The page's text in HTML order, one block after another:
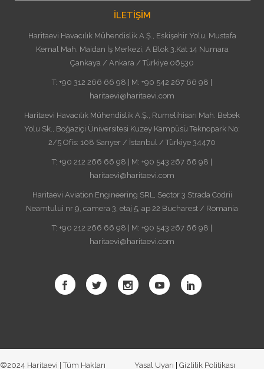
İLETİŞİM
Haritaevi Havacılık Mühendislik A.Ş., Eskişehir Yolu, Mustafa
Kemal Mah. Maidan İş Merkezi, A Blok 3.Kat 14 Numara
Çankaya / Ankara / Türkiye 06530
T: +90 312 266 66 98 | M: +90 542 267 66 98 |
haritaevi@haritaevi.com
Haritaevi Havacılık Mühendislik A.Ş., Rumelihisarı Mah. Bebek
Yolu Sk., Boğaziçi Üniversitesi Kuzey Kampüsü Teknopark No:
2/5 Ofis: 108 Sarıyer / İstanbul / Türkiye 34470
T: +90 212 266 66 98 | M: +90 543 267 66 98 |
haritaevi@haritaevi.com
Haritaevi Aviation Engineering SRL, Sector 3 Strada Codrii
Neamtului nr 9, camera 3, etaj 5, ap 22 Bucharest / Romania
T: +90 212 266 66 98 | M: +90 543 267 66 98 |
haritaevi@haritaevi.com
©2024 Haritaevi | Tüm Hakları Yasal Uyarı |Gizlilik Politikası